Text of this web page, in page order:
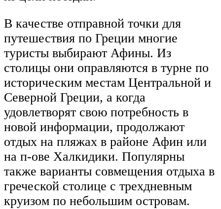
В качестве отправной точки для
путешествия по Греции многие
туристы выбирают Афины. Из
столицы они оправляются в турне по
историческим местам Центральной и
Северной Греции, а когда
удовлетворят свою потребность в
новой информации, продолжают
отдых на пляжах в районе Афин или
на п-ове Халкидики. Популярны
также варианты совмещения отдыха в
греческой столице с трехдневным
круизом по небольшим островам.